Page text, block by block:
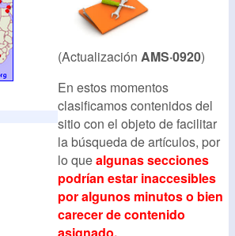
(Actualización AMS·0920)
En estos momentos
clasificamos contenidos del
sitio con el objeto de facilitar
la búsqueda de artículos, por
lo quealgunas secciones
podrían estar inaccesibles
por algunos minutos o bien
carecer de contenido
asignado.